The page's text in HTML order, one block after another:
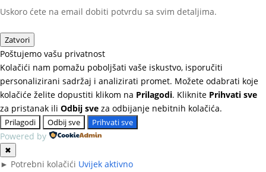
Uskoro ćete na email dobiti potvrdu sa svim detaljima.
Zatvori
Poštujemo vašu privatnost
Kolačići nam pomažu poboljšati vaše iskustvo, isporučiti
personalizirani sadržaj i analizirati promet. Možete odabrati koje
kolačiće želite dopustiti klikom na Prilagodi. Kliknite Prihvati sve
za pristanak ili Odbij sve za odbijanje nebitnih kolačića.
Prilagodi Odbij sve Prihvati sve
Powered by
✖
► Potrebni kolačići Uvijek aktivno